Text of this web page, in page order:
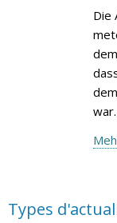
Die
war.
Types